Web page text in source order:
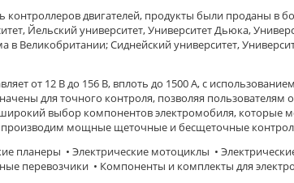
двигателей, продукты были проданы в
Йельский университет, Университет Дьюка,
в Великобритании; Сиднейский университет,
от 12 В до 156 В, вплоть до 1500 А, с
для точного контроля, позволяя
выбор компонентов электромобиля,
мощные щеточные и бесщеточные
планеры • Электрические мотоциклы •
перевозчики • Компоненты и комплекты для